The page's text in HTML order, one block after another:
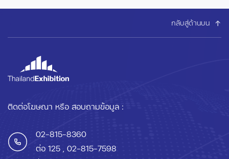
กลับสู่ด้านบน
ติดต่อโฆษณา หรือ สอบถามข้อมูล :
02-815-8360
ต่อ 125 , 02-815-7598